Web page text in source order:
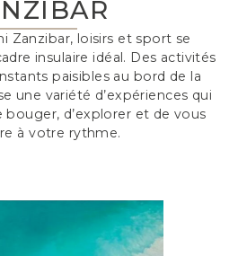
Zanzibar, loisirs et sport se
insulaire idéal. Des activités
paisibles au bord de la
une variété d’expériences qui
d’explorer et de vous
à votre rythme.